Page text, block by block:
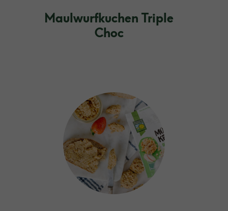
Maulwurfkuchen Triple
Choc